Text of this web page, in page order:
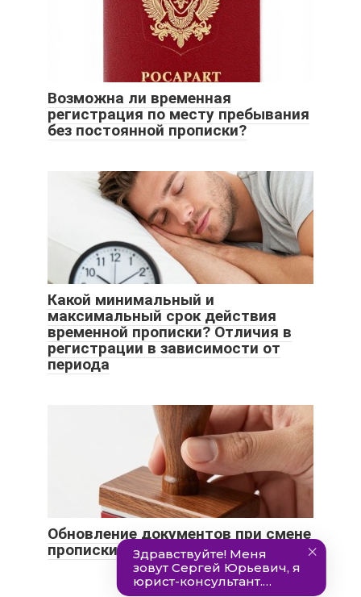
Возможна ли временная
регистрация по месту пребывания
без постоянной прописки?
Какой минимальный и
максимальный срок действия
временной прописки? Отличия в
регистрации в зависимости от
периода
Обновление документов при смене
прописки после изменения ПМЖ